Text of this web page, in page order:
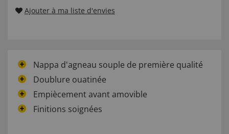
Ajouter à ma liste d'envies
Nappa d'agneau souple de première qualité
Doublure ouatinée
Empiècement avant amovible
Finitions soignées